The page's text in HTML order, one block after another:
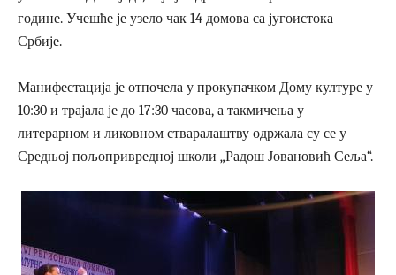
године. Учешће је узело чак 14 домова са југоистока
Србије.
Манифестација је отпочела у прокупачком Дому културе у
10:30 и трајала је до 17:30 часова, а такмичења у
литерарном и ликовном стваралаштву одржала су се у
Средњој пољопривредној школи „Радош Јовановић Сеља“.